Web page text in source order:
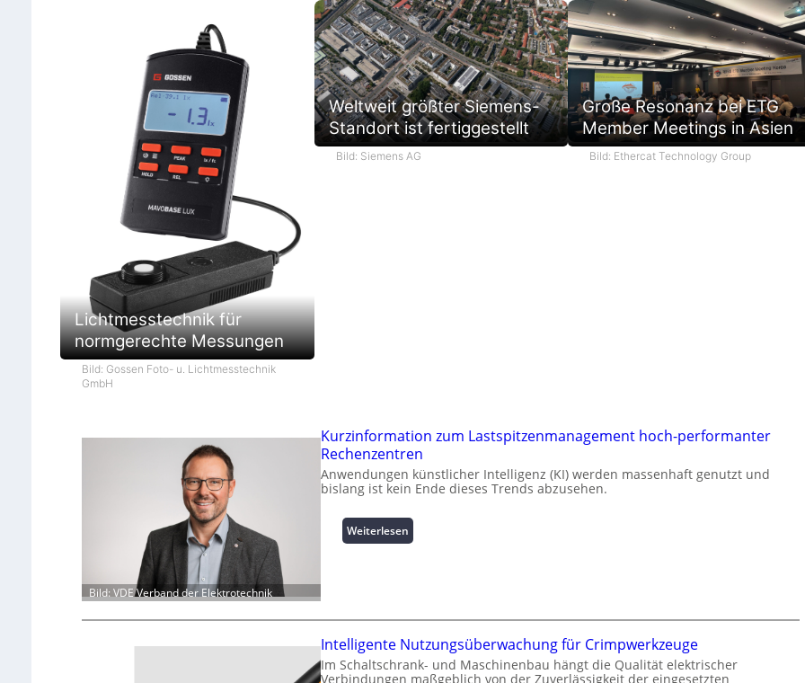
Lichtmesstechnik für
normgerechte Messungen
Bild: Gossen Foto- u. Lichtmesstechnik
GmbH
Weltweit größter Siemens-
Standort ist fertiggestellt
Bild: Siemens AG
Große Resonanz bei ETG
Member Meetings in Asien
Bild: Ethercat Technology Group
Bild: VDE Verband der Elektrotechnik
Kurzinformation zum Lastspitzenmanagement hoch-performanter
Rechenzentren
Anwendungen künstlicher Intelligenz (KI) werden massenhaft genutzt und
bislang ist kein Ende dieses Trends abzusehen.
Weiterlesen
K
f
o
Intelligente Nutzungsüberwachung für Crimpwerkzeuge
Im Schaltschrank- und Maschinenbau hängt die Qualität elektrischer
Verbindungen maßgeblich von der Zuverlässigkeit der eingesetzten